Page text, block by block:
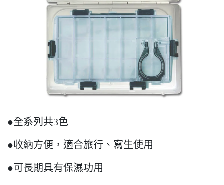
●全系列共3色
●收納方便，適合旅行、寫生使用
●可長期具有保濕功用